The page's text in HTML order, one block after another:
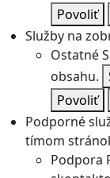
Povoliť
Služby na
Ostatné
obsahu.
Povoliť
Podporné
tímom
Podpora